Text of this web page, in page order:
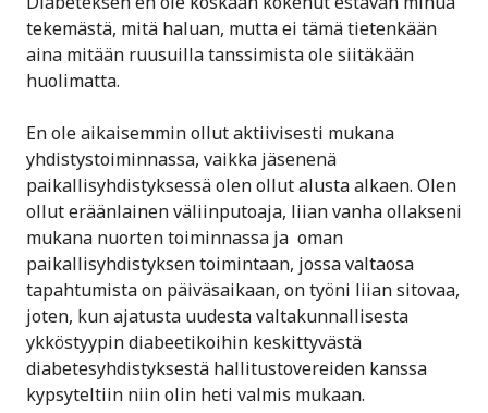
tekemästä, mitä haluan, mutta ei tämä tietenkään
aina mitään ruusuilla tanssimista ole siitäkään
huolimatta.
En ole aikaisemmin ollut aktiivisesti mukana
yhdistystoiminnassa, vaikka jäsenenä
paikallisyhdistyksessä olen ollut alusta alkaen. Olen
ollut eräänlainen väliinputoaja, liian vanha ollakseni
mukana nuorten toiminnassa ja oman
paikallisyhdistyksen toimintaan, jossa valtaosa
tapahtumista on päiväsaikaan, on työni liian sitovaa,
joten, kun ajatusta uudesta valtakunnallisesta
ykköstyypin diabeetikoihin keskittyvästä
diabetesyhdistyksestä hallitustovereiden kanssa
kypsyteltiin niin olin heti valmis mukaan.